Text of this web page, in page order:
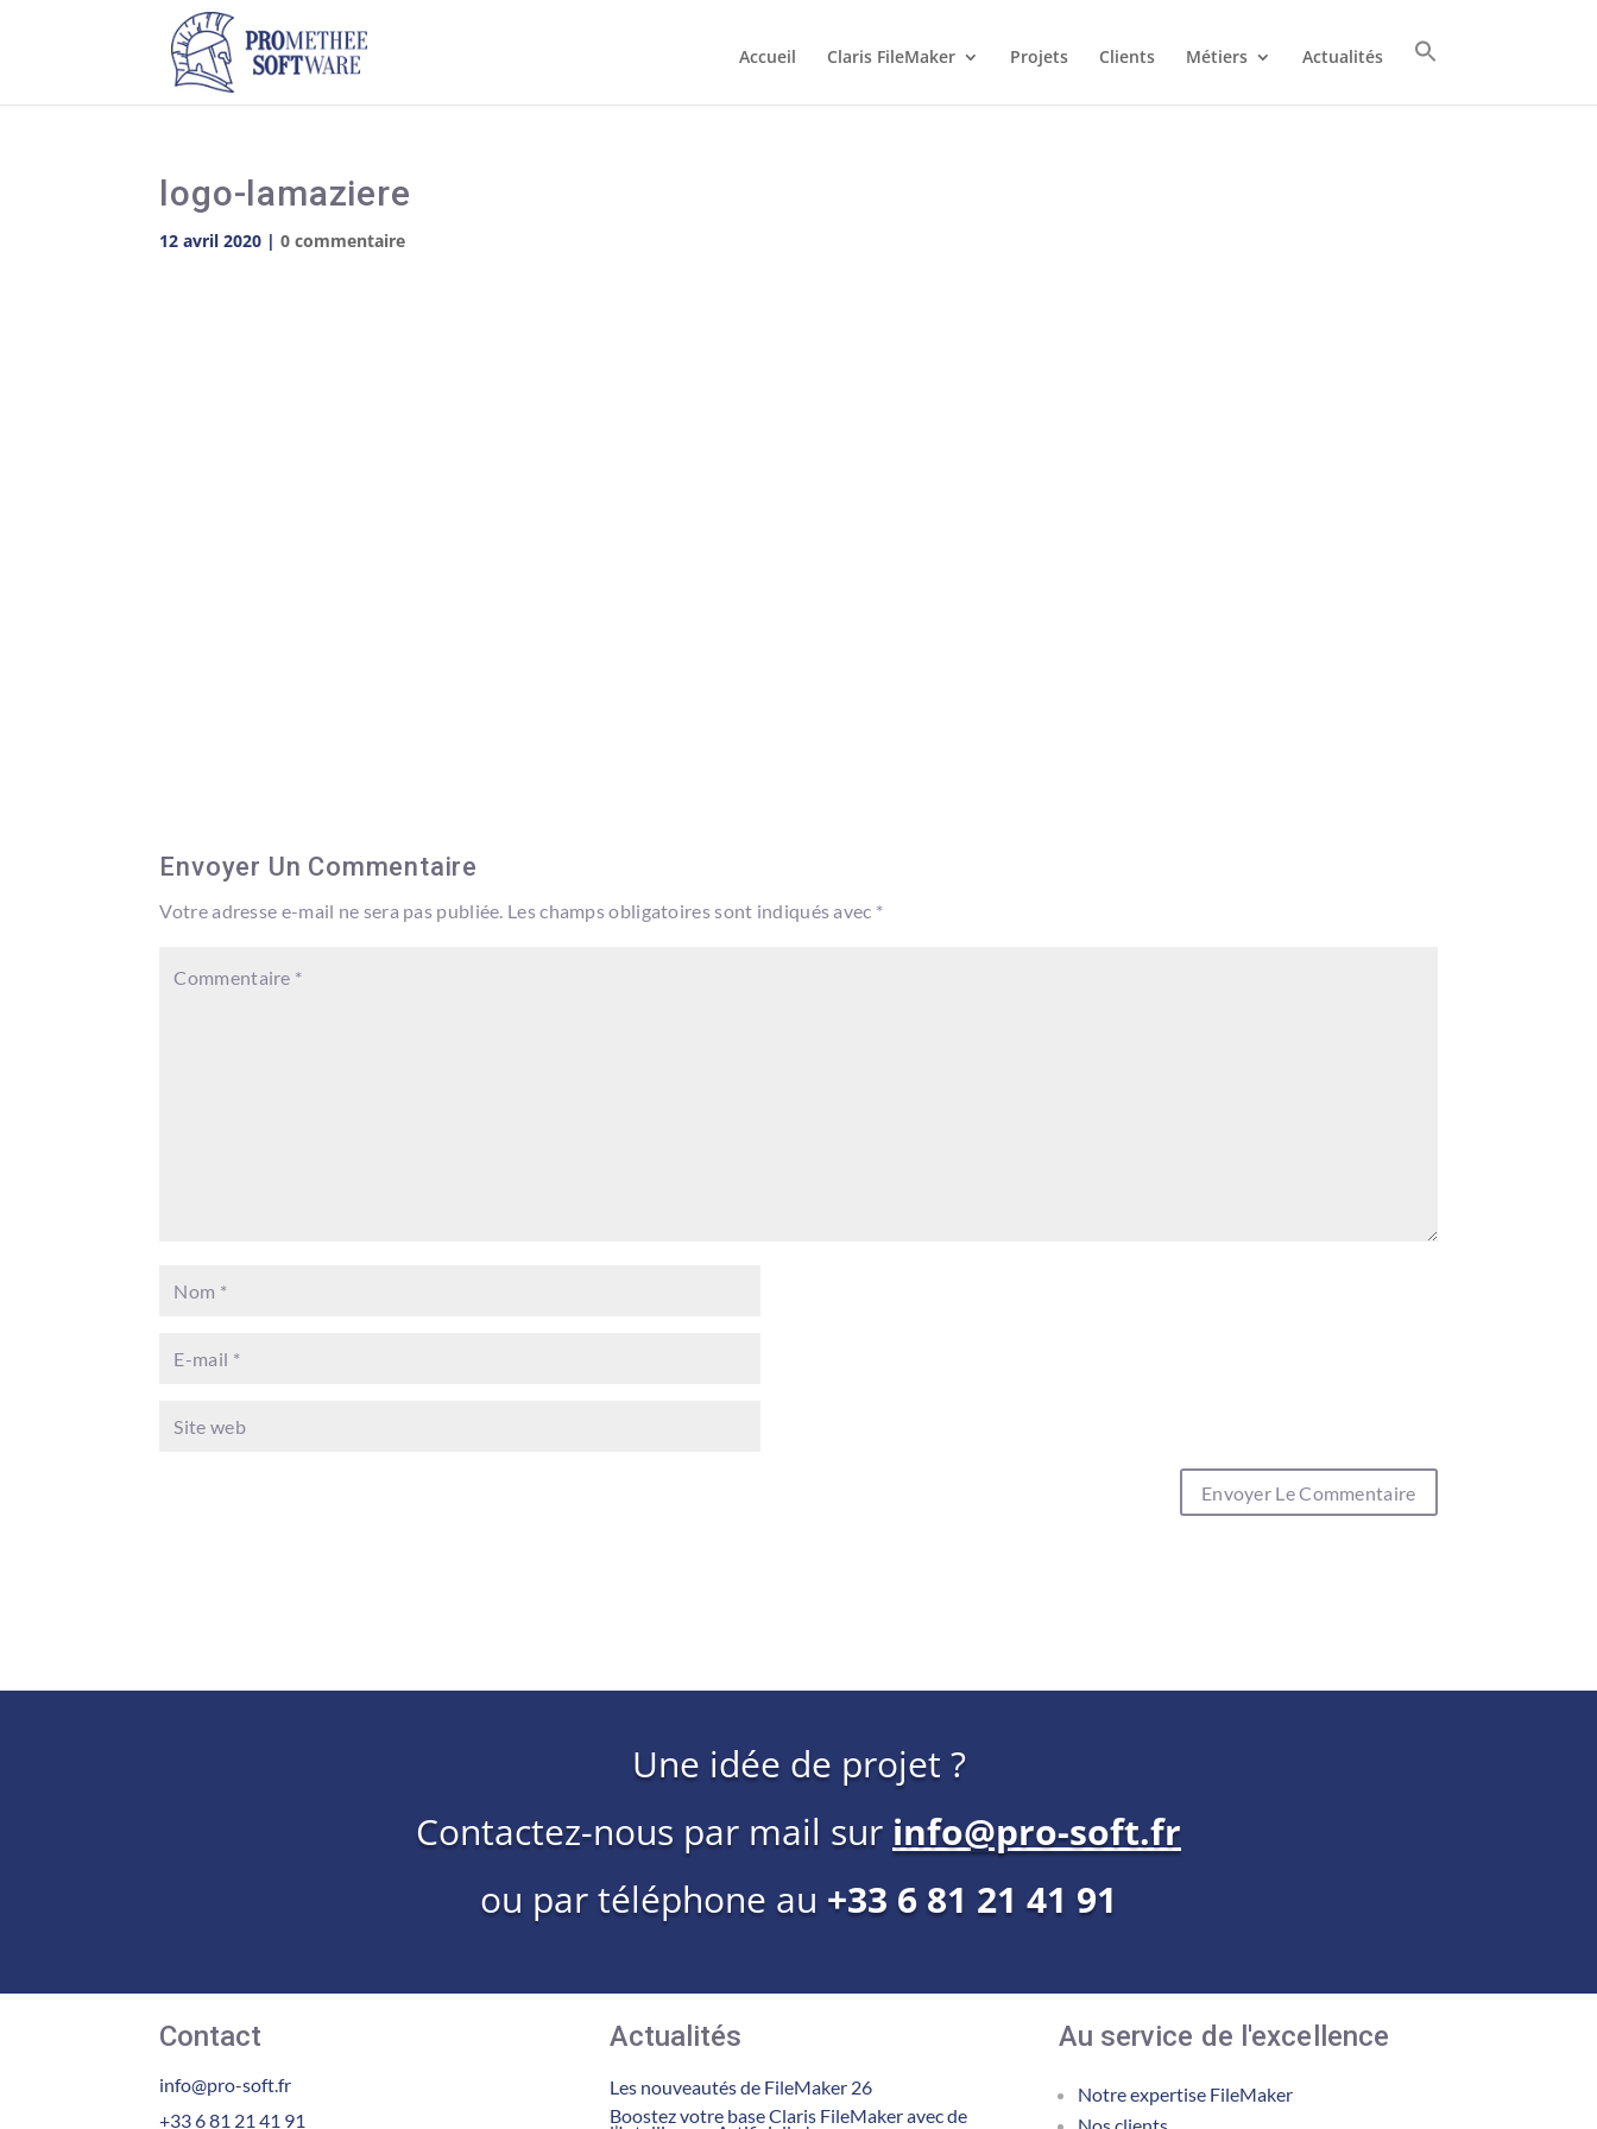
Accueil Claris FileMaker Projets Clients Métiers Actualités
logo-lamaziere
12 avril 2020 |0 commentaire
Envoyer Un Commentaire
Votre adresse e-mail ne sera pas publiée. Les champs obligatoires sont indiqués avec *
Une idée de projet ?
Contactez-nous par mail sur info@pro-soft.fr
ou par téléphone au +33 6 81 21 41 91
Contact
info@pro-soft.fr
+33 6 81 21 41 91
Actualités
Les nouveautés de FileMaker 26
Boostez votre base Claris FileMaker avec de
Au service de l'excellence
Notre expertise FileMaker